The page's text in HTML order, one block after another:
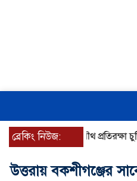
ব্রেকিং নিউজ:যৌথ প্রতিরক্ষা চুক্তি
উত্তরায় বকশীগঞ্জের